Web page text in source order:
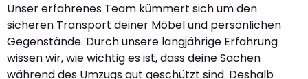
Unser erfahrenes Team kümmert sich um den
sicheren Transport deiner Möbel und persönlichen
Gegenstände. Durch unsere langjährige Erfahrung
wissen wir, wie wichtig es ist, dass deine Sachen
während des Umzugs gut geschützt sind. Deshalb